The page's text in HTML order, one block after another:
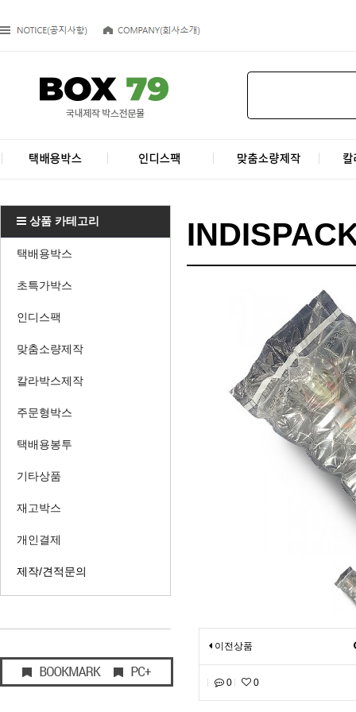
상품 카테고리
택배용박스
초특가박스
인디스팩
맞춤소량제작
칼라박스제작
주문형박스
택배용봉투
기타상품
재고박스
개인결제
제작/견적문의
이전상품
0 0